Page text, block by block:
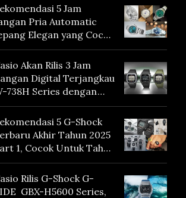
5 Jam
Pria Automatic
Elegan yang Cocok
di 2026
Akan Rilis 3 Jam
Digital Terjangkau
738H Series dengan
Baterai 10 Tahun
Fitur Vibration5 G-Shock
Akhir Tahun 2025
1, Cocok Untuk Tahun
Rilis G-Shock G-
GBX-H5600 Series,